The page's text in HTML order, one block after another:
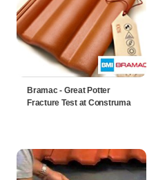
Bramac - Great Potter
Fracture Test at Construma